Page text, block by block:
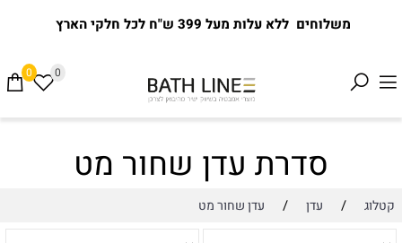
משלוחים ללא עלות מעל 399 ש"ח לכל חלקי הארץ
0 0
סדרת עדן שחור מט
קטלוג / עדן / עדן שחור מט